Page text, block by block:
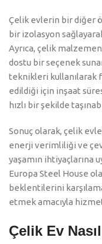
Çelik evlerin bir diğer
bir izolasyon
Ayrıca, çelik
dostu bir seçenek
teknikleri kullanılarak
edildiği için inşaat
hızlı bir şekilde
Sonuç olarak, çelik
enerji verimliliği ve
yaşamın ihtiyaçlarına
Europa Steel House
beklentilerini
etmek amacıyla
Çelik Ev